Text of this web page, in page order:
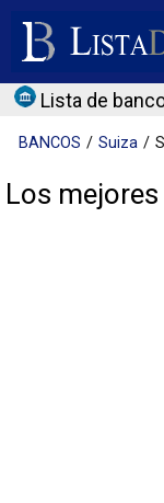
Lista de
BANCOS Suiza
Los